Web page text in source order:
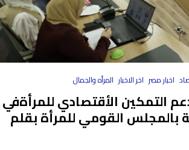
اخبار مصر اخر الاخبار المرأه والجمال
التمكين الأقتصادي للمرأةفي
بالمجلس القومي للمرأة بقلم